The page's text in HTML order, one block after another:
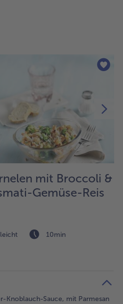
mit Broccoli &
Gemüse-Reis
leicht 10min
Knoblauch-Sauce, mit Parmesan